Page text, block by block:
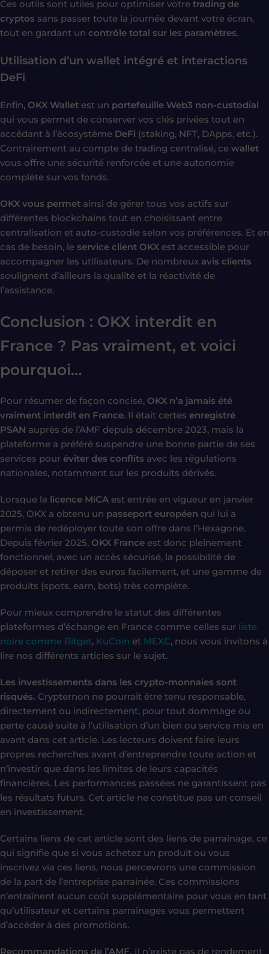
Ces outils sont utiles pour optimiser votre trading de
cryptos sans passer toute la journée devant votre écran,
tout en gardant un contrôle total sur les paramètres.
Utilisation d’un wallet intégré et interactions
DeFi
Enfin, OKX Wallet est un portefeuille Web3 non-custodial
qui vous permet de conserver vos clés privées tout en
accédant à l’écosystème DeFi (staking, NFT, DApps, etc.).
Contrairement au compte de trading centralisé, ce wallet
vous offre une sécurité renforcée et une autonomie
complète sur vos fonds.
OKX vous permet ainsi de gérer tous vos actifs sur
différentes blockchains tout en choisissant entre
centralisation et auto-custodie selon vos préférences. Et en
cas de besoin, le service client OKX est accessible pour
accompagner les utilisateurs. De nombreux avis clients
soulignent d’ailleurs la qualité et la réactivité de
l’assistance.
Conclusion : OKX interdit en
France ? Pas vraiment, et voici
pourquoi…
Pour résumer de façon concise, OKX n’a jamais été
vraiment interdit en France. Il était certes enregistré
PSAN auprès de l’AMF depuis décembre 2023, mais la
plateforme a préféré suspendre une bonne partie de ses
services pour éviter des conflits avec les régulations
nationales, notamment sur les produits dérivés.
Lorsque la licence MiCA est entrée en vigueur en janvier
2025, OKX a obtenu un passeport européen qui lui a
permis de redéployer toute son offre dans l’Hexagone.
Depuis février 2025, OKX France est donc pleinement
fonctionnel, avec un accès sécurisé, la possibilité de
déposer et retirer des euros facilement, et une gamme de
produits (spots, earn, bots) très complète.
Pour mieux comprendre le statut des différentes
plateformes d’échange en France comme celles sur liste
noire comme Bitget, KuCoin et MEXC, nous vous invitons à
lire nos différents articles sur le sujet.
Les investissements dans les crypto-monnaies sont
risqués. Crypternon ne pourrait être tenu responsable,
directement ou indirectement, pour tout dommage ou
perte causé suite à l’utilisation d’un bien ou service mis en
avant dans cet article. Les lecteurs doivent faire leurs
propres recherches avant d’entreprendre toute action et
n’investir que dans les limites de leurs capacités
financières. Les performances passées ne garantissent pas
les résultats futurs. Cet article ne constitue pas un conseil
en investissement.
Certains liens de cet article sont des liens de parrainage, ce
qui signifie que si vous achetez un produit ou vous
inscrivez via ces liens, nous percevrons une commission
de la part de l’entreprise parrainée. Ces commissions
n’entraînent aucun coût supplémentaire pour vous en tant
qu’utilisateur et certains parrainages vous permettent
d’accéder à des promotions.
Recommandations de l’AMF. Il n’existe pas de rendement